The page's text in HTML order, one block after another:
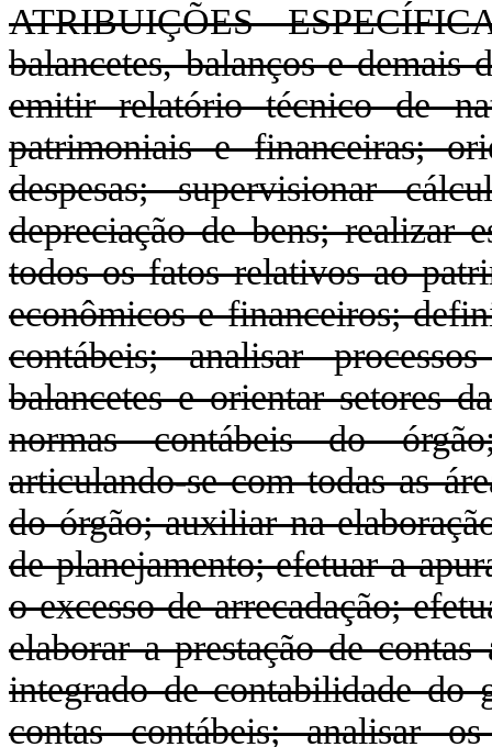
ATRIBUIÇÕES
balancetes, balanços e demais
emitir relatório técnico de
patrimoniais e financeiras;
despesas; supervisionar
depreciação de bens; realizar
todos os fatos relativos ao
econômicos e financeiros;
contábeis; analisar
balancetes e orientar setores
normas contábeis do
articulando-se com todas as
do órgão; auxiliar na
de planejamento; efetuar a
o excesso de arrecadação;
elaborar a prestação de
integrado de contabilidade do
contas contábeis; analisar